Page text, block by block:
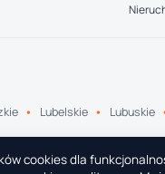
Lubelskie Lubuskie
cookies dla